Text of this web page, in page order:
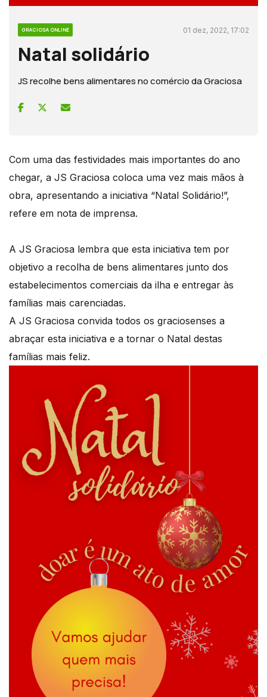
GRACIOSA ONLINE 01 dez, 2022, 17:02
Natal solidário
JS recolhe bens alimentares no comércio da Graciosa
Com uma das festividades mais importantes do ano
chegar, a JS Graciosa coloca uma vez mais mãos à
obra, apresentando a iniciativa “Natal Solidário!”,
refere em nota de imprensa.
A JS Graciosa lembra que esta iniciativa tem por
objetivo a recolha de bens alimentares junto dos
estabelecimentos comerciais da ilha e entregar às
famílias mais carenciadas.
A JS Graciosa convida todos os graciosenses a
abraçar esta iniciativa e a tornar o Natal destas
famílias mais feliz.